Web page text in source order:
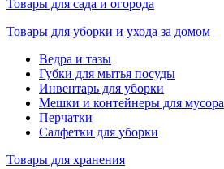
Товары для сада и огорода
Товары для уборки и ухода за домом
Ведра и тазы
Губки для мытья посуды
Инвентарь для уборки
Мешки и контейнеры для мусора
Перчатки
Салфетки для уборки
Товары для хранения